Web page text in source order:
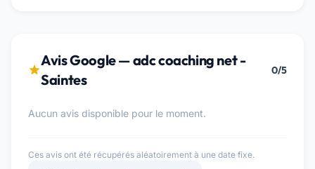
Avis Google — adc coaching net -
Saintes
0/5
Aucun avis disponible pour le moment.
Ces avis ont été récupérés aléatoirement à une date fixe.